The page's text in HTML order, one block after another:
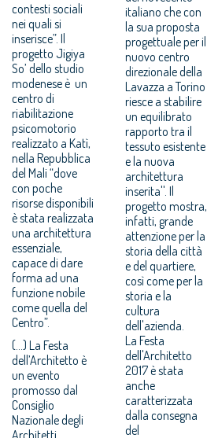
contesti sociali
nei quali si
inserisce”. Il
progetto Jigiya
So’ dello studio
modenese è un
centro di
riabilitazione
psicomotorio
realizzato a Katì,
nella Repubblica
del Mali “dove
con poche
risorse disponibili
è stata realizzata
una architettura
essenziale,
capace di dare
forma ad una
funzione nobile
come quella del
Centro”.
(...) La Festa
dell’Architetto è
un evento
promosso dal
Consiglio
Nazionale degli
Architetti,
italiano che con
la sua proposta
progettuale per il
nuovo centro
direzionale della
Lavazza a Torino
riesce a stabilire
un equilibrato
rapporto tra il
tessuto esistente
e la nuova
architettura
inserita''. Il
progetto mostra,
infatti, grande
attenzione per la
storia della città
e del quartiere,
così come per la
storia e la
cultura
dell'azienda.
La Festa
dell'Architetto
2017 è stata
anche
caratterizzata
dalla consegna
del